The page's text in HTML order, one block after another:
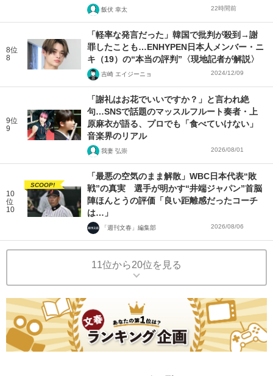
飯伏 幸太 22時間前
8位
8
「軽率な発言だった」韓国で批判が殺到→謝
罪したことも…ENHYPEN日本人メンバー・ニ
キ（19）の“本当の評判”〈現地記者が解説〉
吉崎 エイジーニョ 2024/12/09
9位
9
「謝礼はお花でいいですか？」と言われ絶
句…SNSで話題のマッスルフルート奏者・上
原麻衣が語る、プロでも「食べていけない」
音楽界のリアル
我妻 弘崇 2026/08/01
10
位
10
SCOOP!
「最悪の空気のまま解散」WBC日本代表“敗
戦”の真実 選手が明かす“井端ジャパン”首脳
陣ほんとうの評価「良い距離感だったコーチ
は…」
「週刊文春」編集部 2026/08/06
11位から20位を見る